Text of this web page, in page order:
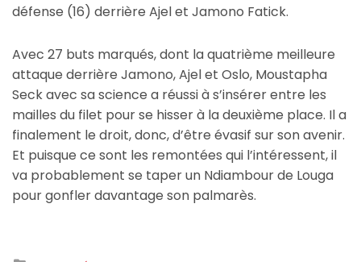
défense (16) derrière Ajel et Jamono Fatick.
Avec 27 buts marqués, dont la quatrième meilleure
attaque derrière Jamono, Ajel et Oslo, Moustapha
Seck avec sa science a réussi à s’insérer entre les
mailles du filet pour se hisser à la deuxième place. Il a
finalement le droit, donc, d’être évasif sur son avenir.
Et puisque ce sont les remontées qui l’intéressent, il
va probablement se taper un Ndiambour de Louga
pour gonfler davantage son palmarès.